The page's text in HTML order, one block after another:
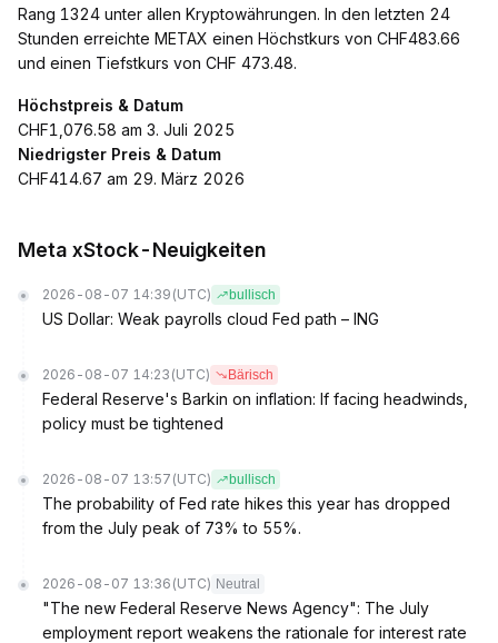
Rang 1324 unter allen Kryptowährungen. In den letzten 24
Stunden erreichte METAX einen Höchstkurs von CHF483.66
und einen Tiefstkurs von CHF 473.48.
Höchstpreis & Datum
CHF1,076.58 am 3. Juli 2025
Niedrigster Preis & Datum
CHF414.67 am 29. März 2026
Meta xStock-Neuigkeiten
2026-08-07 14:39 (UTC) bullisch
US Dollar: Weak payrolls cloud Fed path – ING
2026-08-07 14:23 (UTC) Bärisch
Federal Reserve's Barkin on inflation: If facing headwinds,
policy must be tightened
2026-08-07 13:57 (UTC) bullisch
The probability of Fed rate hikes this year has dropped
from the July peak of 73% to 55%.
2026-08-07 13:36 (UTC) Neutral
"The new Federal Reserve News Agency": The July
employment report weakens the rationale for interest rate